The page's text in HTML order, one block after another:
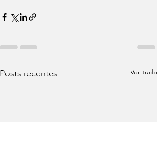
Posts recentes Ver tudo